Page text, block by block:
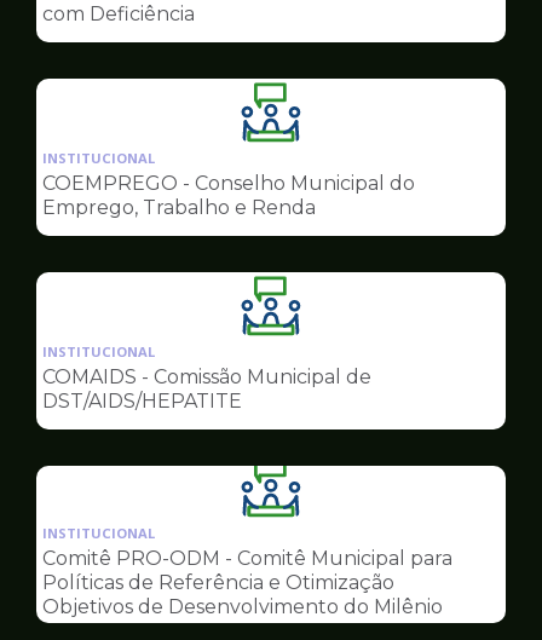
Conselhos
com Deficiência
Ilustração
da
pagina
de
Conselhos
INSTITUCIONAL
COEMPREGO - Conselho Municipal do
Emprego, Trabalho e Renda
Ilustração
da
pagina
Conselhos
INSTITUCIONAL
COMAIDS - Comissão Municipal de
DST/AIDS/HEPATITE
Ilustração
da
pagina
de
Conselhos
INSTITUCIONAL
Comitê PRO-ODM - Comitê Municipal para
Políticas de Referência e Otimização
Objetivos de Desenvolvimento do Milênio